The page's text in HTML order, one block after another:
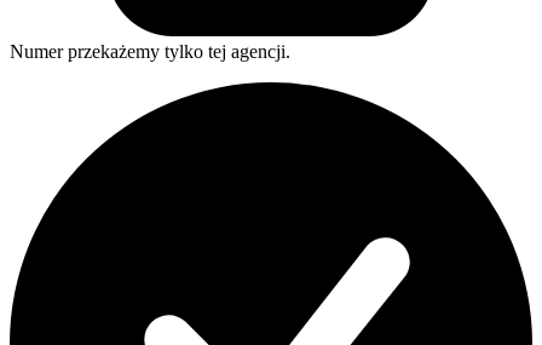
Numer przekażemy tylko tej agencji.